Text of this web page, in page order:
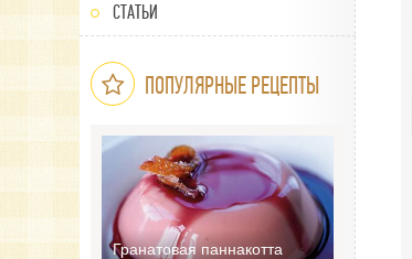
СТАТЬИ
ПОПУЛЯРНЫЕ РЕЦЕПТЫ
Гранатовая паннакотта